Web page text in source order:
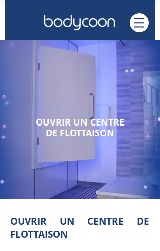
OUVRIR UN CENTRE
DE FLOTTAISON
OUVRIR UN CENTRE DE
FLOTTAISON